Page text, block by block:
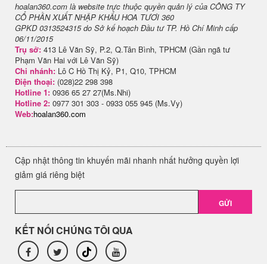
hoalan360.com là website trực thuộc quyền quản lý của CÔNG TY
CỔ PHẦN XUẤT NHẬP KHẨU HOA TƯƠI 360
GPKD 0313524315 do Sở kế hoạch Đầu tư TP. Hồ Chí Minh cấp
06/11/2015
Trụ sở: 413 Lê Văn Sỹ, P.2, Q.Tân Bình, TPHCM (Gần ngã tư
Phạm Văn Hai với Lê Văn Sỹ)
Chi nhánh: Lô C Hồ Thị Kỷ, P1, Q10, TPHCM
Điện thoại: (028)22 298 398
Hotline 1: 0936 65 27 27(Ms.Nhi)
Hotline 2: 0977 301 303 - 0933 055 945 (Ms.Vy)
Web:hoalan360.com
Cập nhật thông tin khuyến mãi nhanh nhất hưởng quyền lợi
giảm giá riêng biệt
GỬI
KẾT NỐI CHÚNG TÔI QUA